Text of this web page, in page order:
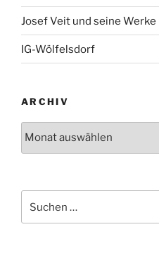
Josef Veit und seine Werke
IG-Wölfelsdorf
ARCHIV
nach: